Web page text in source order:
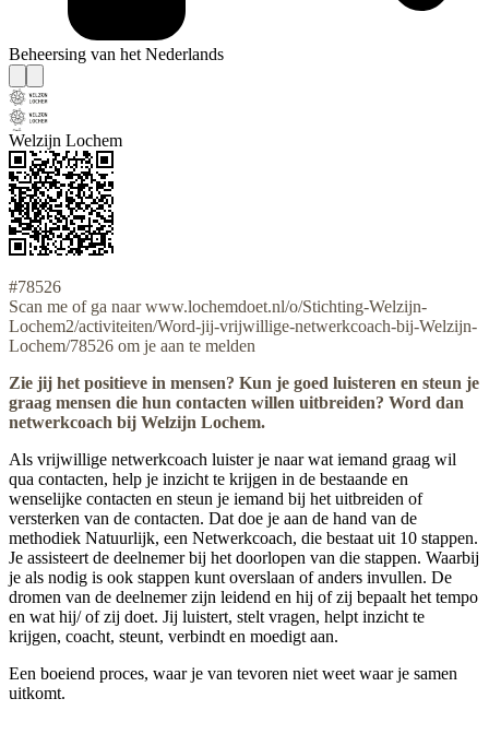
Beheersing van het Nederlands
Welzijn Lochem
#78526
Scan me of ga naar www.lochemdoet.nl/o/Stichting-Welzijn-
Lochem2/activiteiten/Word-jij-vrijwillige-netwerkcoach-bij-Welzijn-
Lochem/78526 om je aan te melden
Zie jij het positieve in mensen? Kun je goed luisteren en steun je
graag mensen die hun contacten willen uitbreiden? Word dan
netwerkcoach bij Welzijn Lochem.
Als vrijwillige netwerkcoach luister je naar wat iemand graag wil
qua contacten, help je inzicht te krijgen in de bestaande en
wenselijke contacten en steun je iemand bij het uitbreiden of
versterken van de contacten. Dat doe je aan de hand van de
methodiek Natuurlijk, een Netwerkcoach, die bestaat uit 10 stappen.
Je assisteert de deelnemer bij het doorlopen van die stappen. Waarbij
je als nodig is ook stappen kunt overslaan of anders invullen. De
dromen van de deelnemer zijn leidend en hij of zij bepaalt het tempo
en wat hij/ of zij doet. Jij luistert, stelt vragen, helpt inzicht te
krijgen, coacht, steunt, verbindt en moedigt aan.
Een boeiend proces, waar je van tevoren niet weet waar je samen
uitkomt.